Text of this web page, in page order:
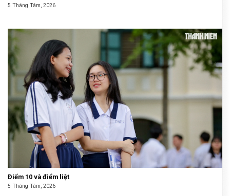
5 Tháng Tám, 2026
Điểm 10 và điểm liệt
5 Tháng Tám, 2026